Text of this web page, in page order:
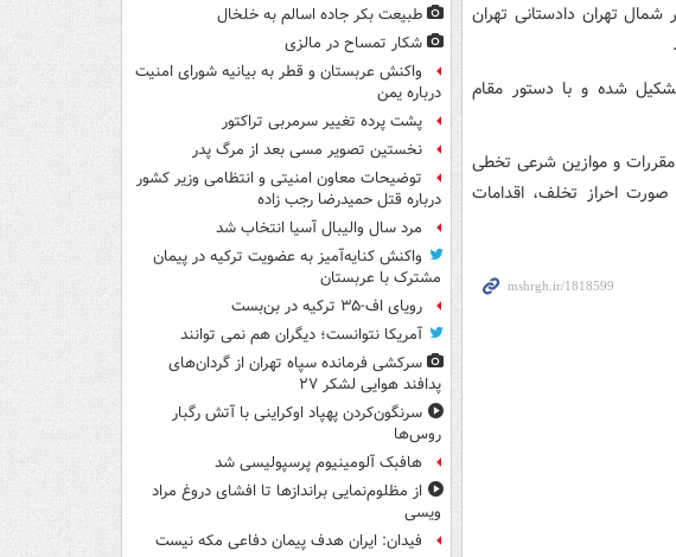
شمال تهران دادستانی تهران
تشکیل شده و با دستور مقام
مقررات و موازین شرعی تخطی
احراز تخلف، اقدامات
طبیعت بکر جاده اسالم به خلخال
شکار تمساح در مالزی
واکنش عربستان و قطر به بیانیه شورای امنیت
درباره یمن
پشت پرده تغییر سرمربی تراکتور
نخستین تصویر مسی بعد از مرگ پدر
توضیحات معاون امنیتی و انتظامی وزیر کشور
درباره قتل حمیدرضا رجب زاده
مرد سال والیبال آسیا انتخاب شد
واکنش کنایه‌آمیز به عضویت ترکیه در پیمان
مشترک با عربستان
رویای اف-۳۵ ترکیه در بن‌بست
آمریکا نتوانست؛ دیگران هم نمی توانند
سرکشی فرمانده سپاه تهران از گردان‌های
پدافند هوایی لشکر ۲۷
سرنگون‌کردن پهپاد اوکراینی با آتش رگبار
روس‌ها
هافبک آلومینیوم پرسپولیسی شد
از مظلوم‌نمایی براندازها تا افشای دروغ مراد
ویسی
فیدان: ایران هدف پیمان دفاعی مکه نیست